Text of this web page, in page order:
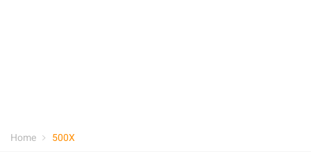
Home 500X